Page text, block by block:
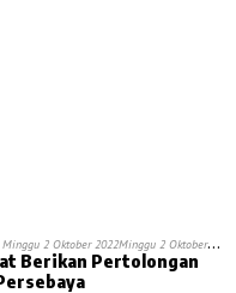
Minggu 2 Oktober 2022Minggu 2 Oktober
Berikan Pertolongan